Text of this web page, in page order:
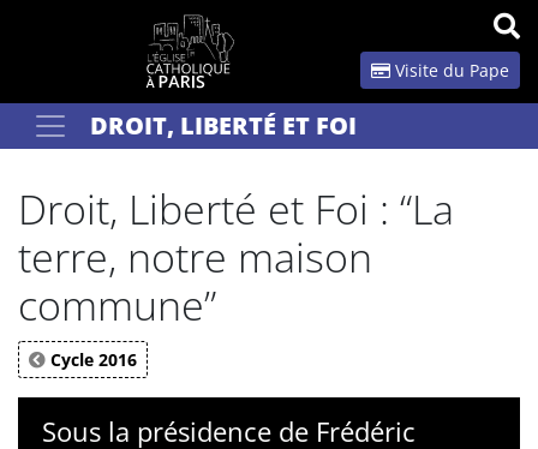
Visite du Pape
Votre rechercheDROIT, LIBERTÉ ET FOI
Droit, Liberté et Foi : “La
terre, notre maison
commune”
Cycle 2016
Sous la présidence de Frédéric
Panneau de gestion des cookies